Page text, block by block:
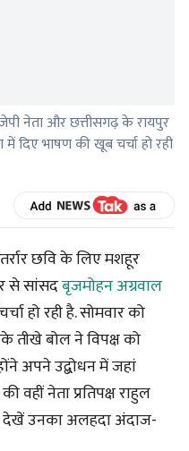
नेता और छत्तीसगढ़ के रायपुर
भाषण की खूब चर्चा हो रही
छवि के लिए मशहूर
से सांसदबृजमोहन अग्रवाल
हो रही है. सोमवार को
तीखे बोल ने विपक्ष को
अपने उद्बोधन में जहां
वहीं नेता प्रतिपक्ष राहुल
देखें उनका अलहदा अंदाज-